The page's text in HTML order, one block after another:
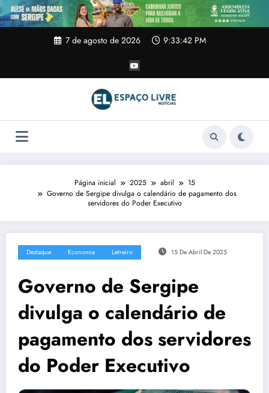
Pular
para
o
7 de agosto de 2026 9:33:42 PM
Página inicial 2025 abril
15
Governo de Sergipe divulga o calendário de pagamento dos
servidores do Poder Executivo
Destaque Economia Letreiro 15 De Abril De 2025
Governo de Sergipe
divulga o calendário de
pagamento dos servidores
do Poder Executivo